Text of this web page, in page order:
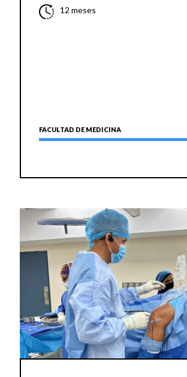
12 meses
FACULTAD DE MEDICINA